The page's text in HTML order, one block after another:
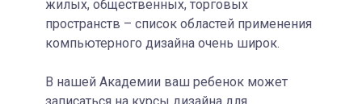
жилых, общественных, торговых
пространств – список областей применения
компьютерного дизайна очень широк.
В нашей Академии ваш ребенок может